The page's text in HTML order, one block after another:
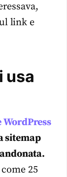
link e
usa
WordPress
sitemap
25